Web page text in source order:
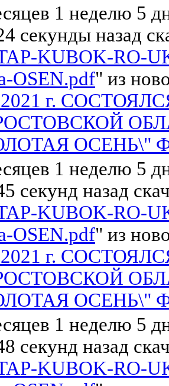
1 неделю 5
секунды назад
KUBOK-RO-
OSEN.pdf" из
г.
ОСЕНЬ\"
1 неделю 5
секунд назад
KUBOK-RO-
OSEN.pdf" из
г.
ОСЕНЬ\"
1 неделю 5
секунд назад
KUBOK-RO-